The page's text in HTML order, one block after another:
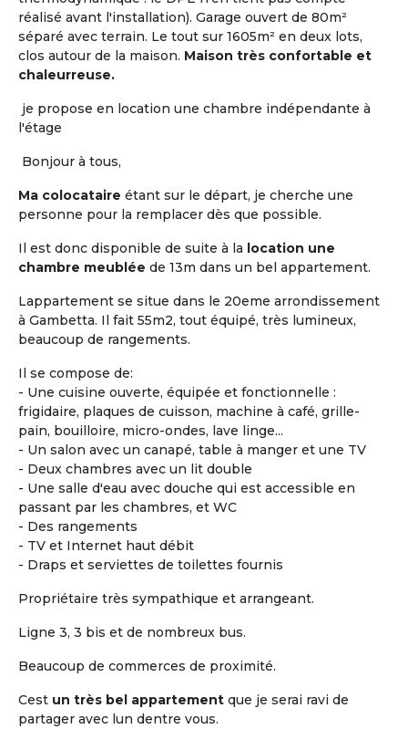
réalisé avant l'installation). Garage ouvert de 80m²
séparé avec terrain. Le tout sur 1605m² en deux lots,
clos autour de la maison. Maison très confortable et
chaleurreuse.
je propose en location une chambre indépendante à
l'étage
Bonjour à tous,
Ma colocataire étant sur le départ, je cherche une
personne pour la remplacer dès que possible.
Il est donc disponible de suite à la location une
chambre meublée de 13m dans un bel appartement.
Lappartement se situe dans le 20eme arrondissement
à Gambetta. Il fait 55m2, tout équipé, très lumineux,
beaucoup de rangements.
Il se compose de:
- Une cuisine ouverte, équipée et fonctionnelle :
frigidaire, plaques de cuisson, machine à café, grille-
pain, bouilloire, micro-ondes, lave linge...
- Un salon avec un canapé, table à manger et une TV
- Deux chambres avec un lit double
- Une salle d'eau avec douche qui est accessible en
passant par les chambres, et WC
- Des rangements
- TV et Internet haut débit
- Draps et serviettes de toilettes fournis
Propriétaire très sympathique et arrangeant.
Ligne 3, 3 bis et de nombreux bus.
Beaucoup de commerces de proximité.
Cest un très bel appartement que je serai ravi de
partager avec lun dentre vous.
Partagé Senior, séduit de nombreux retraités ou
futurs retraités, qui aspirent à un mode de vie
collectif où chacun a son rôle à jouer.
Le logement partagé pour seniors, habitat à taille
humaine, est une alternative entre la vie à domicile
et lamaison de retraite.
Les locataires ou
colocataires n'y sont pas « accueillis », ils sont
réellement chez eux.
objectif principal de permettre de « vivre chez soi
sans être seul ».
Vous êtes propriétaire d'un logement seniors ou
gestionnaire d’une Maison Partagée existante ou
Proposer une
Vivre ensemble dans un